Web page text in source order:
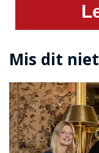
Mis dit niet